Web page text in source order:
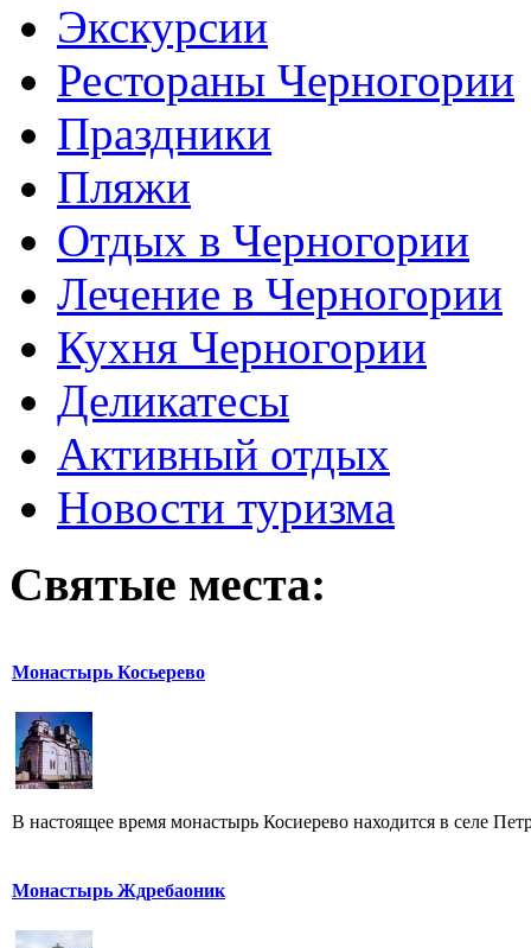
Экскурсии
Рестораны Черногории
Праздники
Пляжи
Отдых в Черногории
Лечение в Черногории
Кухня Черногории
Деликатесы
Активный отдых
Новости туризма
Святые места:
Монастырь Косьерево
В настоящее время монастырь Косиерево находится в селе
Монастырь Ждребаоник